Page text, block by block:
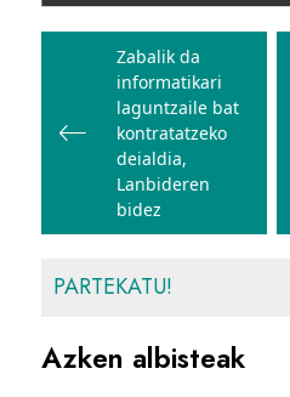
Bidalketetan
zehar
nabigatu
Zabalik da
informatikari
laguntzaile bat
kontratatzeko
deialdia,
Lanbideren
bidez
PARTEKATU!
Azken albisteak